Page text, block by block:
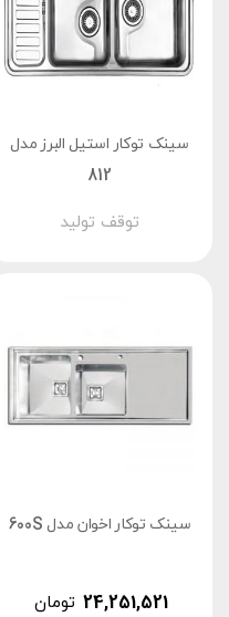
سینک توکار استیل البرز مدل
812
توقف تولید
سینک توکار اخوان مدل 600S
تومان 24,251,521